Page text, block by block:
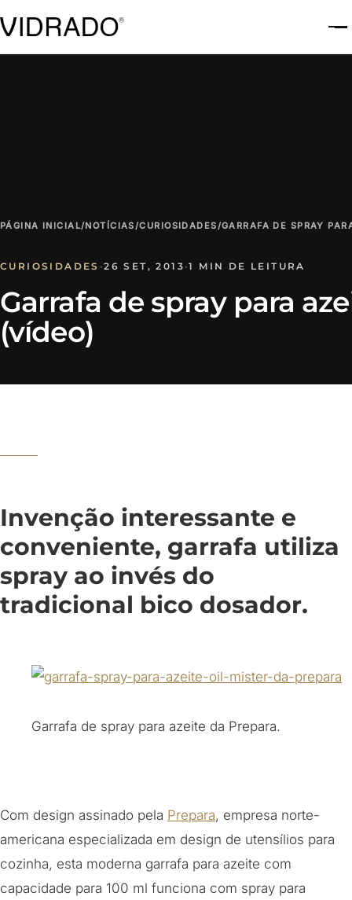
PÁGINA INICIAL/NOTÍCIAS/CURIOSIDADES/GARRAFA DE SPRAY
CURIOSIDADES ·26 SET, 2013 ·1 MIN DE LEITURA
Garrafa de spray para
(vídeo)
Invenção interessante e
conveniente, garrafa utiliza
spray ao invés do
tradicional bico dosador.
Garrafa de spray para azeite da Prepara.
Com design assinado pela Prepara, empresa norte-
americana especializada em design de utensílios para
cozinha, esta moderna garrafa para azeite com
capacidade para 100 ml funciona com spray para